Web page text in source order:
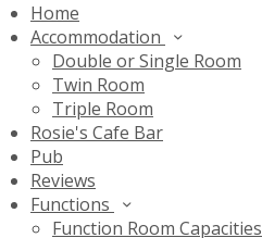
Home
Accommodation
Double or Single Room
Twin Room
Triple Room
Rosie's Cafe Bar
Pub
Reviews
Functions
Function Room Capacities